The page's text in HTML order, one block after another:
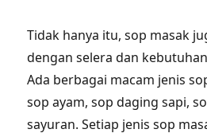
Tidak hanya itu, sop masak
dengan selera dan
Ada berbagai macam jenis
sop ayam, sop daging sapi,
sayuran. Setiap jenis sop